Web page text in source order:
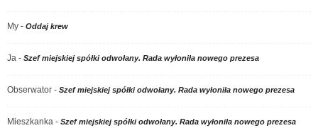
My - Oddaj krew
Ja - Szef miejskiej spółki odwołany. Rada wyłoniła nowego prezesa
Obserwator - Szef miejskiej spółki odwołany. Rada wyłoniła nowego prezesa
Mieszkanka - Szef miejskiej spółki odwołany. Rada wyłoniła nowego prezesa